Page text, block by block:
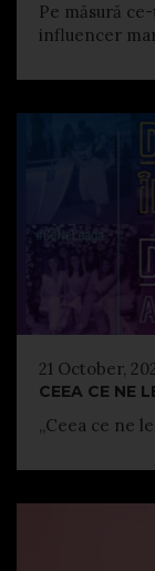
Pe măsură
influencer
21 October,
CEEA CE NE
„Ceea ce ne